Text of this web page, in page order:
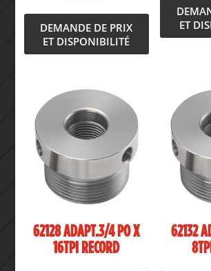
DEMANDE DE PRIX
ET DISPONIBILITÉ
ET
62128 ADAPT.3/4 PO X
16TPI RECORD
62132